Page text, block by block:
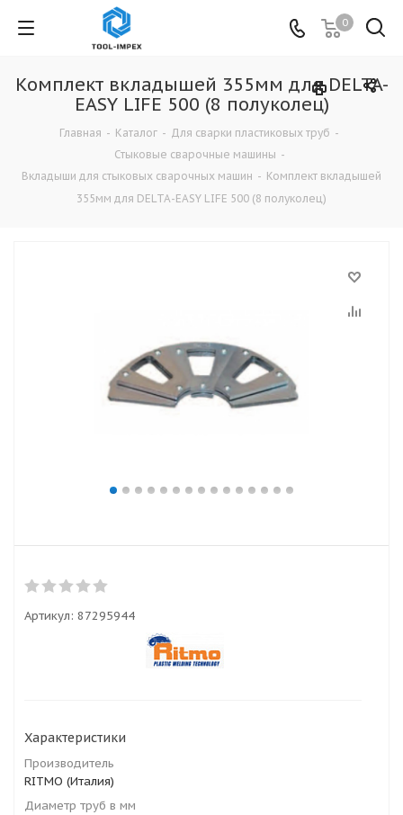
0
Комплект вкладышей 355мм для DELTA-
EASY LIFE 500 (8 полуколец)
Главная - Каталог - Для сварки пластиковых труб -
Стыковые сварочные машины -
Вкладыши для стыковых сварочных машин - Комплект вкладышей
355мм для DELTA-EASY LIFE 500 (8 полуколец)
Артикул: 87295944
Характеристики
Производитель
RITMO (Италия)
Диаметр труб в мм